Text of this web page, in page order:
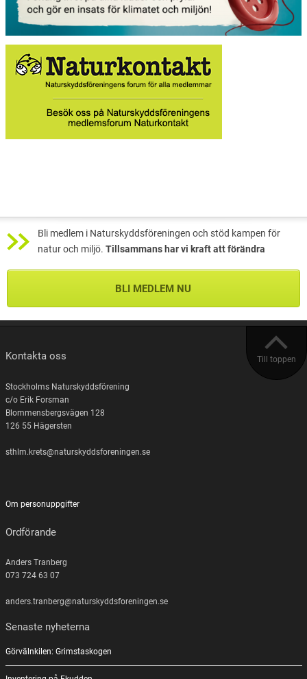
Bli medlem i Naturskyddsföreningen och stöd kampen för
natur och miljö. Tillsammans har vi kraft att förändra
BLI MEDLEM NU
Till toppen
Kontakta oss
Stockholms Naturskyddsförening
c/o Erik Forsman
Blommensbergsvägen 128
126 55 Hägersten
sthlm.krets@naturskyddsforeningen.se
Om personuppgifter
Ordförande
Anders Tranberg
073 724 63 07
anders.tranberg@naturskyddsforeningen.se
Senaste nyheterna
Görvälnkilen: Grimstaskogen